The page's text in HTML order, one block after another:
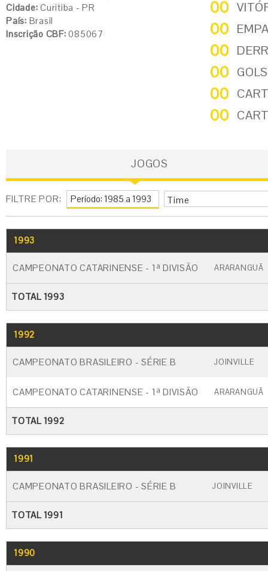
Cidade: Curitiba - PR
País: Brasil
Inscrição CBF: 085067
00
00
00
00
00
00
JOGOS
FILTRE POR: Time
1993
CAMPEONATO CATARINENSE - 1ª DIVISÃO ARARANGUÃ
TOTAL 1993
1992
CAMPEONATO BRASILEIRO - SÉRIE B JOINVILLE
CAMPEONATO CATARINENSE - 1ª DIVISÃO ARARANGUÃ
TOTAL 1992
1991
CAMPEONATO BRASILEIRO - SÉRIE B JOINVILLE
TOTAL 1991
1990